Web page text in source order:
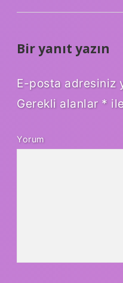
Bir yanıt yazın
E-posta adresiniz
Gerekli alanlar *
Yorum